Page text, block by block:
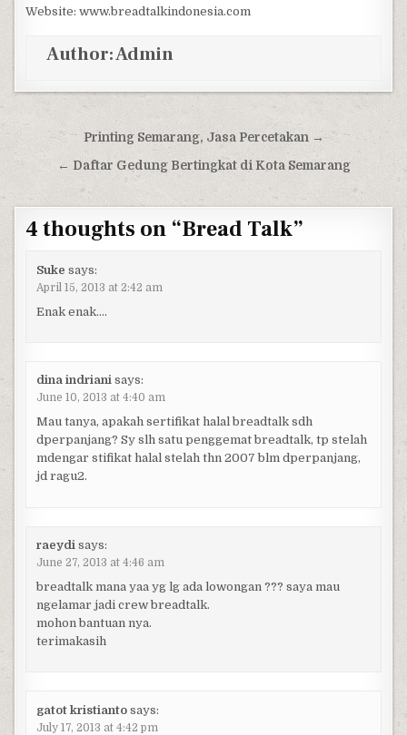
Website: www.breadtalkindonesia.com
Author:Admin
Post navigation
Printing Semarang, Jasa Percetakan →
← Daftar Gedung Bertingkat di Kota Semarang
4 thoughts on “Bread Talk”
Suke says:
April 15, 2013 at 2:42 am
Enak enak….
dina indriani says:
June 10, 2013 at 4:40 am
Mau tanya, apakah sertifikat halal breadtalk sdh
dperpanjang? Sy slh satu penggemat breadtalk, tp stelah
mdengar stifikat halal stelah thn 2007 blm dperpanjang,
jd ragu2.
raeydi says:
June 27, 2013 at 4:46 am
breadtalk mana yaa yg lg ada lowongan ??? saya mau
ngelamar jadi crew breadtalk.
mohon bantuan nya.
terimakasih
gatot kristianto says:
July 17, 2013 at 4:42 pm